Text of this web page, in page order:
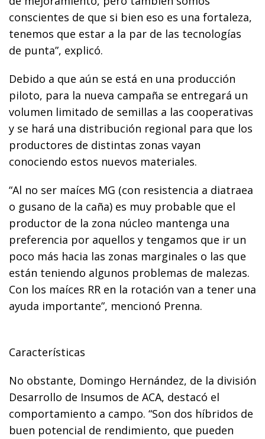
conscientes de que si bien eso es una fortaleza,
tenemos que estar a la par de las tecnologías
de punta”, explicó.
Debido a que aún se está en una producción
piloto, para la nueva campaña se entregará un
volumen limitado de semillas a las cooperativas
y se hará una distribución regional para que los
productores de distintas zonas vayan
conociendo estos nuevos materiales.
“Al no ser maíces MG (con resistencia a diatraea
o gusano de la caña) es muy probable que el
productor de la zona núcleo mantenga una
preferencia por aquellos y tengamos que ir un
poco más hacia las zonas marginales o las que
están teniendo algunos problemas de malezas.
Con los maíces RR en la rotación van a tener una
ayuda importante”, mencionó Prenna.
Características
No obstante, Domingo Hernández, de la división
Desarrollo de Insumos de ACA, destacó el
comportamiento a campo. “Son dos híbridos de
buen potencial de rendimiento, que pueden